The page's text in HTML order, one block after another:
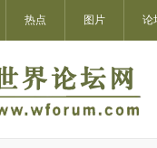
热点 图片 论